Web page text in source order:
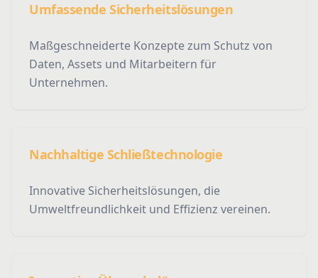
Umfassende Sicherheitslösungen
Maßgeschneiderte Konzepte zum Schutz von
Daten, Assets und Mitarbeitern für
Unternehmen.
Nachhaltige Schließtechnologie
Innovative Sicherheitslösungen, die
Umweltfreundlichkeit und Effizienz vereinen.